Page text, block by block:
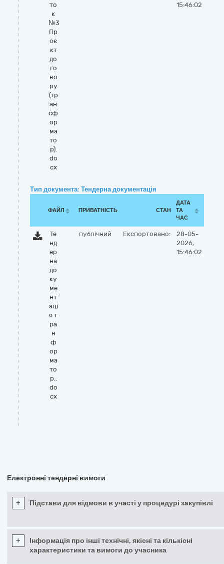
то
к
№3
Пр
оє
кт
до
го
во
ру
(тр
ан
сф
ор
ма
то
р).
do
cx
15:46:02
Тип документа: Тендерна документація
ФАЙЛ ПРИВАТНІСТЬ СТАН
ДАТА
ТА
ЧАС
Те
нд
ер
на
до
ку
ме
нт
аці
я т
ра
н
ф
ор
ма
то
р..
do
cx
публічний Експортовано:
28-05-
2026,
15:46:02
Електронні тендерні вимоги
+ Підстави для відмови в участі у процедурі закупівлі
+
Інформація про інші технічні, якісні та кількісні
характеристики та вимоги до учасника